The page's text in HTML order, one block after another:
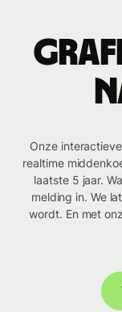
Onze
realtime
laatste 5 jaar.
melding in. We
wordt. En met